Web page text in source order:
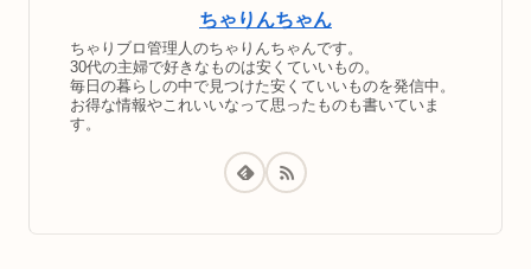
ちゃりんちゃん
ちゃりブロ管理人のちゃりんちゃんです。
30代の主婦で好きなものは安くていいもの。
毎日の暮らしの中で見つけた安くていいものを発信中。
お得な情報やこれいいなって思ったものも書いていま
す。